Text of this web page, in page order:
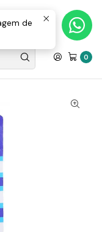
0
a rede fixa nacional) «»
(Blister 5)
de